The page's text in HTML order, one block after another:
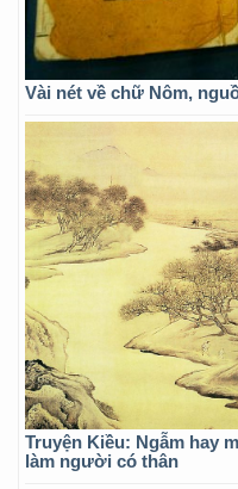
Vài nét về chữ Nôm,
Truyện Kiều: Ngẫm hay
làm người có thân